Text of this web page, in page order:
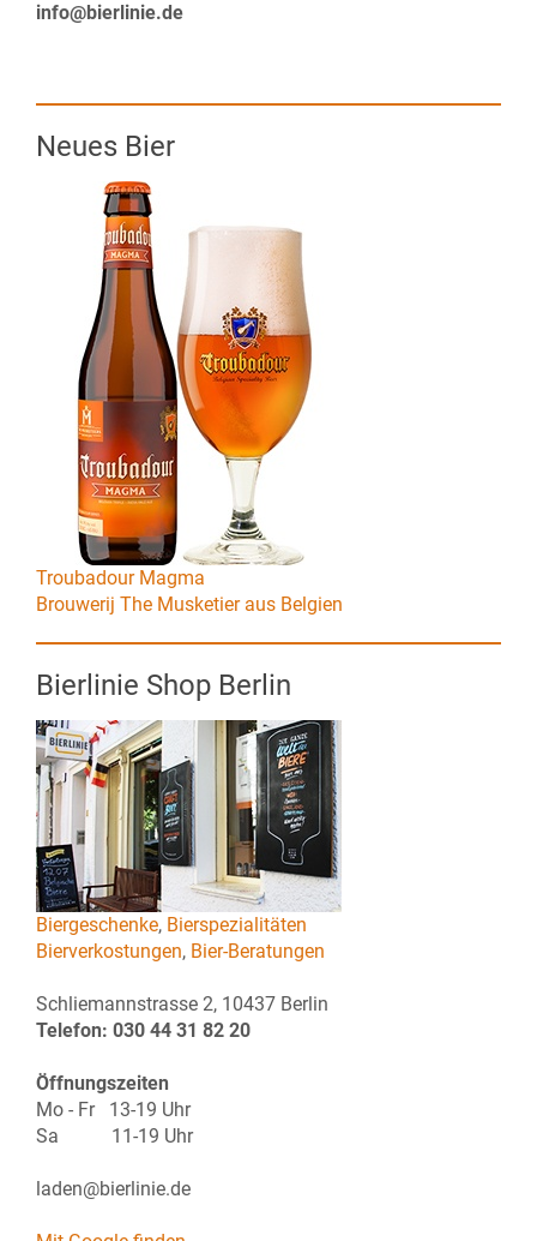
info@bierlinie.de
Neues Bier
Troubadour Magma
Brouwerij The Musketier aus Belgien
Bierlinie Shop Berlin
Biergeschenke, Bierspezialitäten
Bierverkostungen, Bier-Beratungen
Schliemannstrasse 2, 10437 Berlin
Telefon: 030 44 31 82 20
Öffnungszeiten
Mo - Fr 13-19 Uhr
Sa 11-19 Uhr
laden@bierlinie.de